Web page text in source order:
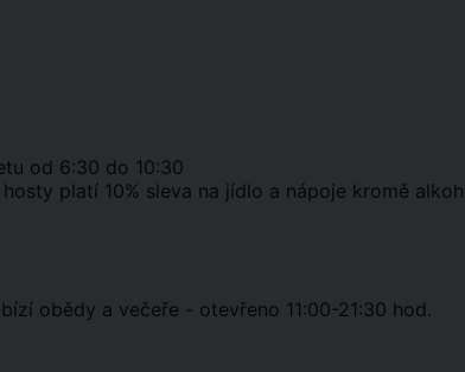
od 6:30 do 10:30
platí 10% sleva na jídlo a nápoje kromě
obědy a večeře - otevřeno 11:00-21:30 hod.